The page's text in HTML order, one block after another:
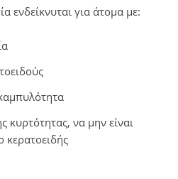
ενδείκνυται για άτομα με:
κυρτότητας, να μην είναι
κερατοειδής